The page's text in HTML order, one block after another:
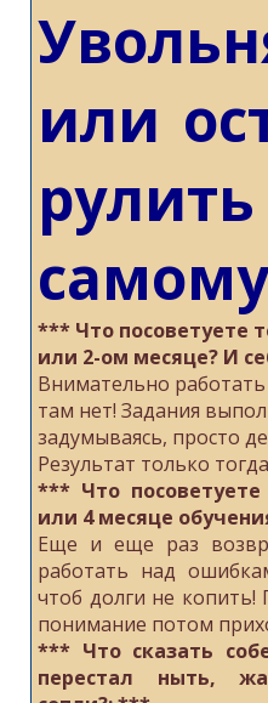
или
рулить
*** Что посоветуете
или 2-ом месяце? И
Внимательно
там нет! Задания
задумываясь, просто
Результат только
*** Что
или 4 месяце
Еще и еще раз
работать над
чтоб долги не копить!
понимание потом
*** Что сказать
перестал ныть,